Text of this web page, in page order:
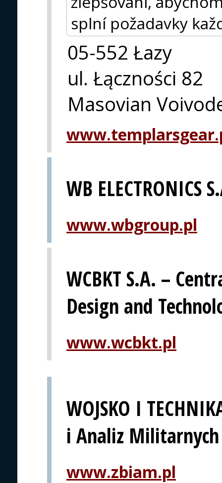
splní požadavky
05-552 Łazy
ul. Łączności 82
Masovian
WB ELECTRONICS
www.wbgroup.pl
WCBKT S.A. –
Design and
www.wcbkt.pl
WOJSKO I
i Analiz Militarnych
www.zbiam.pl